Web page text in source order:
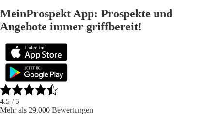
MeinProspekt App: Prospekte und
Angebote immer griffbereit!
4.5 / 5
Mehr als 29.000 Bewertungen